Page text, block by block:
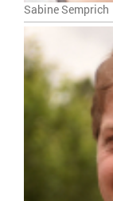
Sabine Semprich